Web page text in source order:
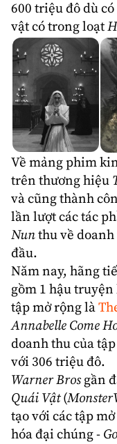
600 triệu đô dù
vật có trong loạt
Về mảng phim
trên thương hiệu
và cũng thành
lần lượt các tác
Nunthu về
đầu.
Năm nay, hãng
gồm 1 hậu truyện
tập mở rộng là
Annabelle Come
doanh thu của
với 306 triệu đô.
Warner Brosgần
Quái Vật(
tạo với các tập
hóa đại chúng -